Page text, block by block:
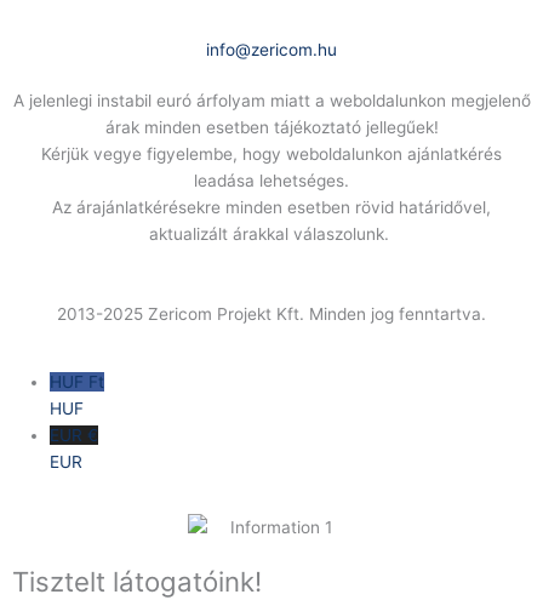
info@zericom.hu
A jelenlegi instabil euró árfolyam miatt a weboldalunkon megjelenő
árak minden esetben tájékoztató jellegűek!
Kérjük vegye figyelembe, hogy weboldalunkon ajánlatkérés
leadása lehetséges.
Az árajánlatkérésekre minden esetben rövid határidővel,
aktualizált árakkal válaszolunk.
2013-2025 Zericom Projekt Kft. Minden jog fenntartva.
HUF Ft
HUF
EUR €
EUR
Tisztelt látogatóink!